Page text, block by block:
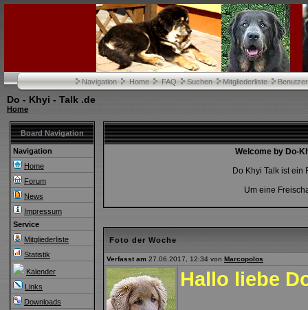
Navigation Home FAQ Suchen Mitgliederliste
Do - Khyi - Talk .de
Home
Board Navigation
Navigation
Home
Forum
News
Impressum
Service
Mitgliederliste
Statistik
Kalender
Links
Downloads
Welcome by Do-
Do Khyi Talk ist
Um eine
Foto der Woche
Verfasst am 27.06.2017, 12:34 von Marcopolos
Hallo liebe